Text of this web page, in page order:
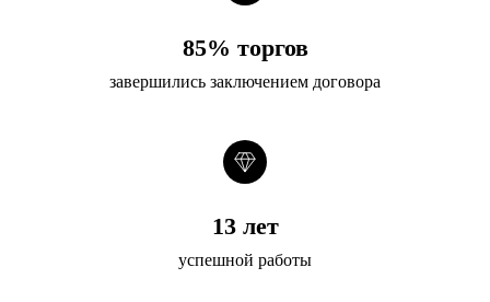
85% торгов
завершились заключением договора
13 лет
успешной работы